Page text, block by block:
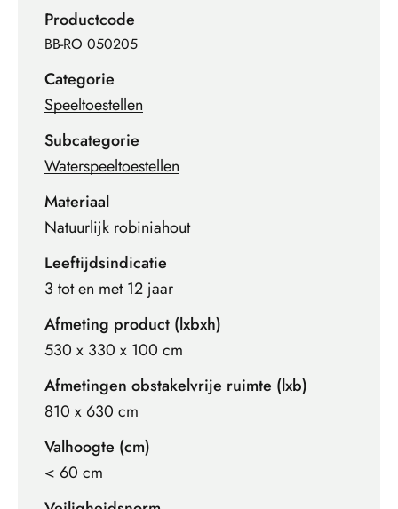
Productcode
BB-RO 050205
Categorie
Speeltoestellen
Subcategorie
Waterspeeltoestellen
Materiaal
Natuurlijk robiniahout
Leeftijdsindicatie
3 tot en met 12 jaar
Afmeting product (lxbxh)
530 x 330 x 100 cm
Afmetingen obstakelvrije ruimte (lxb)
810 x 630 cm
Valhoogte (cm)
< 60 cm